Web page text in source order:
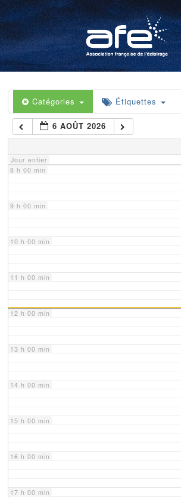
Catégories Étiquettes
6 AOÛT 2026
Jour entier
4 h 00 min
5 h 00 min
6 h 00 min
7 h 00 min
8 h 00 min
9 h 00 min
10 h 00 min
11 h 00 min
12 h 00 min
13 h 00 min
14 h 00 min
15 h 00 min
16 h 00 min
17 h 00 min